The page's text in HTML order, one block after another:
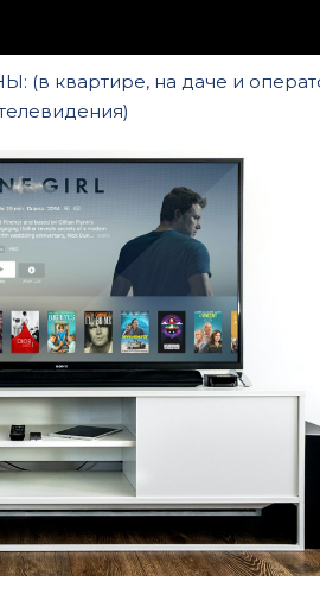
(в квартире, на даче и